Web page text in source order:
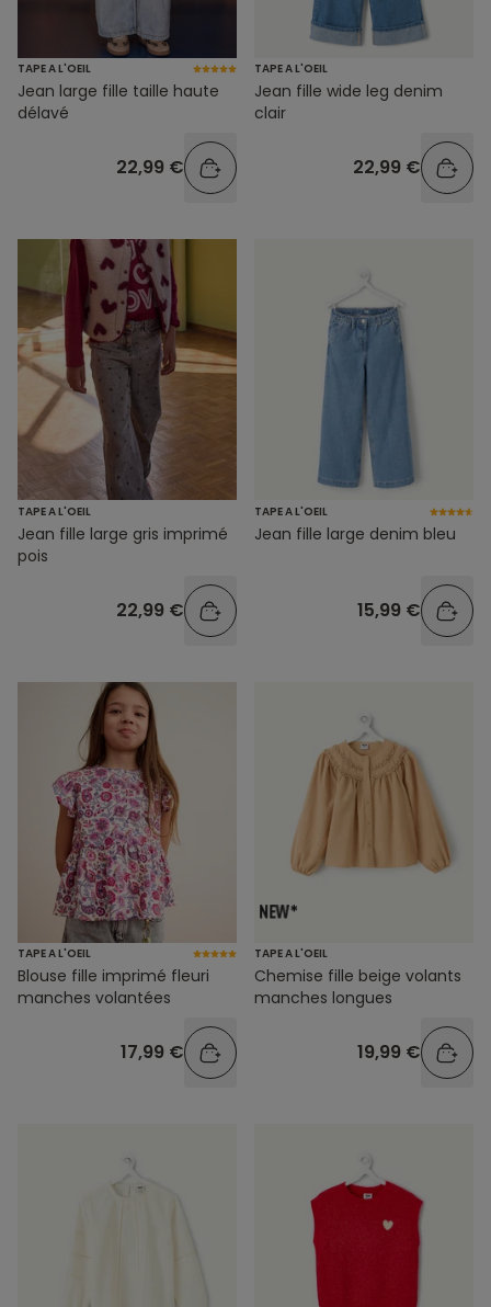
TAPE A L'OEIL
Jean large fille taille haute
délavé
22,99 €
TAPE A L'OEIL
Jean fille wide leg denim
clair
22,99 €
TAPE A L'OEIL
Jean fille large gris imprimé
pois
22,99 €
TAPE A L'OEIL
Jean fille large denim bleu
15,99 €
TAPE A L'OEIL
Blouse fille imprimé fleuri
manches volantées
17,99 €
TAPE A L'OEIL
Chemise fille beige volants
manches longues
19,99 €